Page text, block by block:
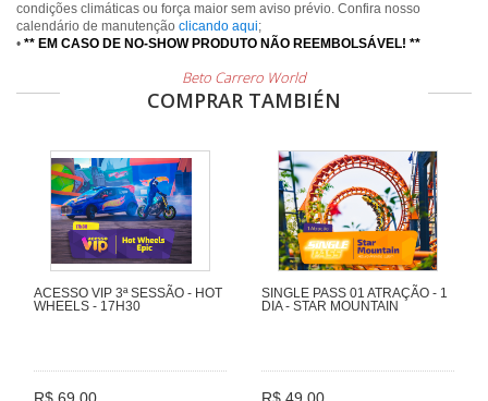
condições climáticas ou força maior sem aviso prévio. Confira nosso
calendário de manutenção clicando aqui;
• ** EM CASO DE NO-SHOW PRODUTO NÃO REEMBOLSÁVEL! **
Beto Carrero World
COMPRAR TAMBIÉN
ACESSO VIP 3ª SESSÃO - HOT
WHEELS - 17H30
R$ 69,00
SINGLE PASS 01 ATRAÇÃO - 1
DIA - STAR MOUNTAIN
R$ 49,00